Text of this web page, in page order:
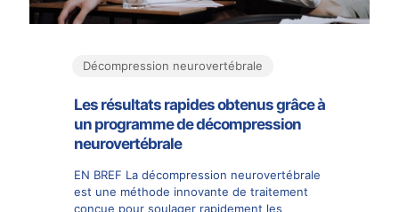
Décompression neurovertébrale
Les résultats rapides obtenus grâce à
un programme de décompression
neurovertébrale
EN BREF La décompression neurovertébrale
est une méthode innovante de traitement
conçue pour soulager rapidement les